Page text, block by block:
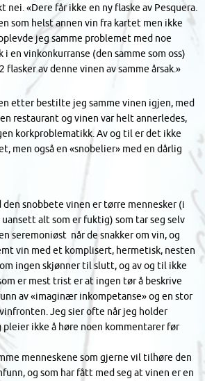
nei. «Dere får ikke en ny flaske av Pesquera.
som helst annen vin fra kartet men ikke
jeg samme problemet med noe
en vinkonkurranse (den samme som oss)
flasker av denne vinen av samme årsak.»
etter bestilte jeg samme vinen igjen, med
restaurant og vinen var helt annerledes,
korkproblematikk. Av og til er det ikke
men også en «snobelier» med en dårlig
snobbete vinen er tørre mennesker (i
alt som er fuktig) som tar seg selv
seremoniøst når de snakker om vin, og
vin med et komplisert, hermetisk, nesten
ingen skjønner til slutt, og av og til ikke
er mest trist er at ingen tør å beskrive
av «imaginær inkompetanse» og en stor
Jeg sier ofte når jeg holder
pleier ikke å høre noen kommentarer før
menneskene som gjerne vil tilhøre den
og som har fått med seg at vinen er en